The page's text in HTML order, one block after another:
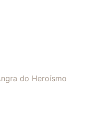
do Heroísmo